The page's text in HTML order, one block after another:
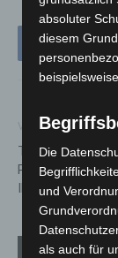
Vorheriger Artikel
Thilo
Projektleitung
INTERSCHUTZ
Verwandte
absoluter
diesem
Die
und
als auch für